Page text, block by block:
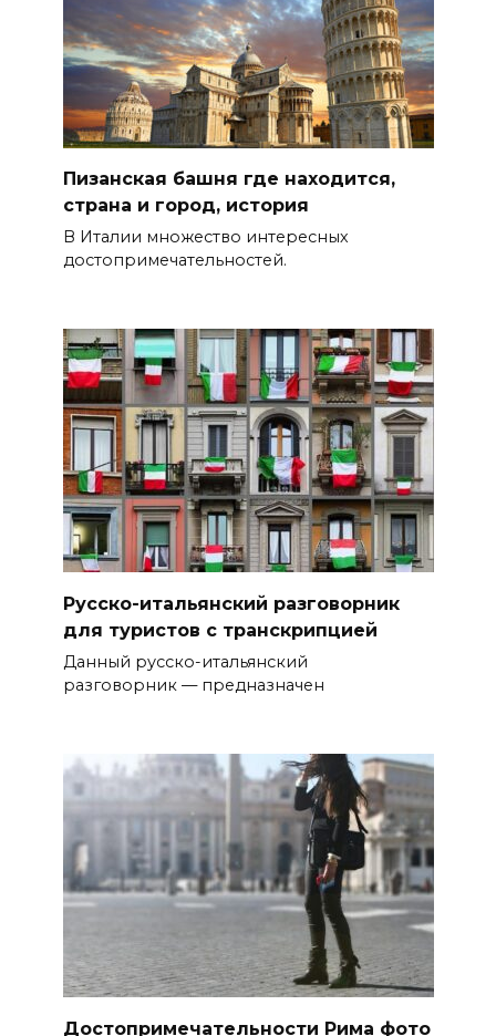
Пизанская башня где находится,
страна и город, история
В Италии множество интересных
достопримечательностей.
Русско-итальянский разговорник
для туристов с транскрипцией
Данный русско-итальянский
разговорник — предназначен
Достопримечательности Рима фото